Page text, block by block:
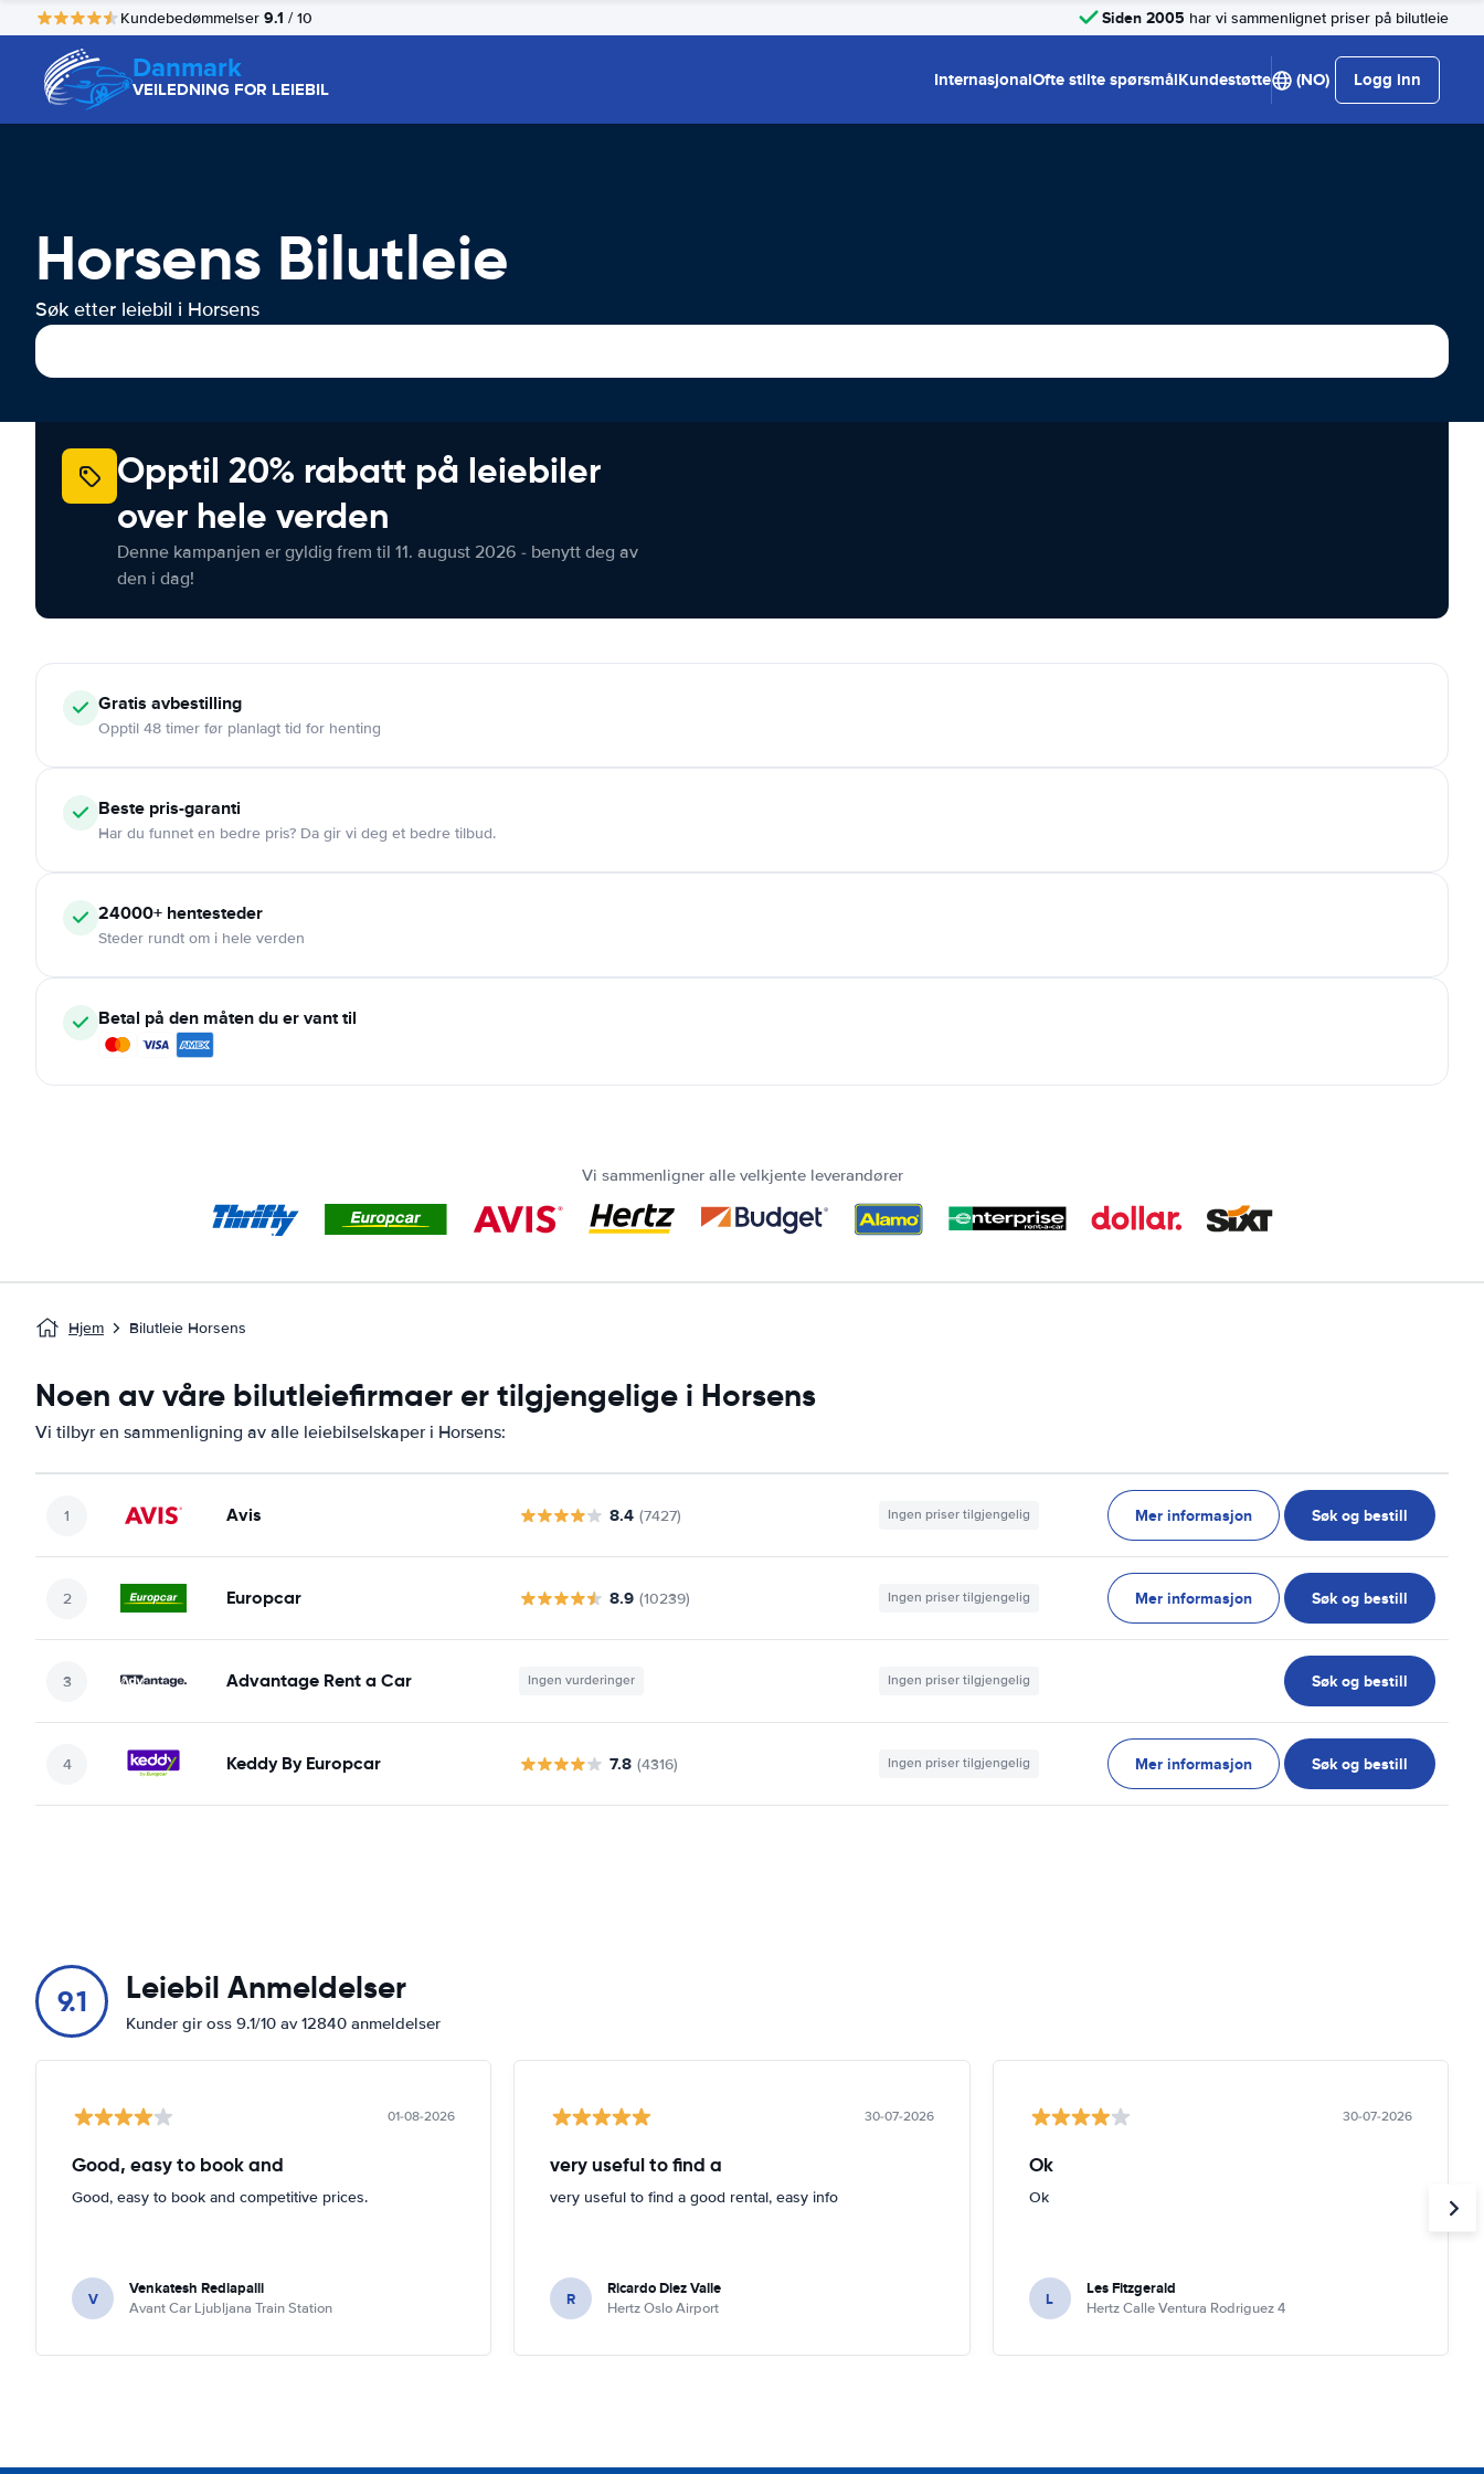
Kundebedømmelser 9.1 / 10 Siden 2005 har vi sammenlignet priser på bilutleie
Danmark
VEILEDNING FOR LEIEBIL InternasjonalOfte stilte spørsmålKundestøtte (NO) Logg inn
Horsens Bilutleie
Søk etter leiebil i Horsens
Opptil 20% rabatt på leiebiler
over hele verden
Denne kampanjen er gyldig frem til 11. august 2026 - benytt deg av
den i dag!
Gratis avbestilling
Opptil 48 timer før planlagt tid for henting
Beste pris-garanti
Har du funnet en bedre pris? Da gir vi deg et bedre tilbud.
24000+ hentesteder
Steder rundt om i hele verden
Betal på den måten du er vant til
Vi sammenligner alle velkjente leverandører
Hjem Bilutleie Horsens
Noen av våre bilutleiefirmaer er tilgjengelige i Horsens
Vi tilbyr en sammenligning av alle leiebilselskaper i Horsens:
Avis 8.4 (7427) Ingen priser tilgjengelig Mer informasjon Søk og bestill
Europcar 8.9 (10239) Ingen priser tilgjengelig Mer informasjon Søk og bestill
Advantage Rent a Car Ingen vurderinger Ingen priser tilgjengelig Søk og bestill
Keddy By Europcar 7.8 (4316) Ingen priser tilgjengelig Mer informasjon Søk og bestill
9.1 Leiebil Anmeldelser
Kunder gir oss 9.1/10 av 12840 anmeldelser
01-08-2026
Good, easy to book and
Good, easy to book and competitive prices.
V Venkatesh Redlapalli
Avant Car Ljubljana Train Station
30-07-2026
very useful to find a
very useful to find a good rental, easy info
R Ricardo Diez Valle
Hertz Oslo Airport
30-07-2026
Ok
Ok
L Les Fitzgerald
Hertz Calle Ventura Rodriguez 4